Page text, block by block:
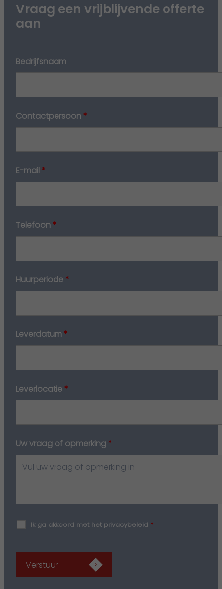
Vraag een vrijblijvende offerte
aan
Bedrijfsnaam
Contactpersoon*
E-mail*
Telefoon*
Huurperiode*
Leverdatum*
Leverlocatie*
Uw vraag of opmerking*
Ik ga akkoord met het privacybeleid *